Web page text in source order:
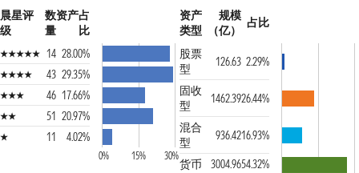
晨星评
级
数
量
资产占
比
14 28.00%
43 29.35%
46 17.66%
51 20.97%
11
4.02%
0% 15% 30%
资产
类型
规模
（亿）
占比
股票
型
126.63 2.29%
固收
型
1462.3926.44%
混合
型
936.4216.93%
货币
3004.9654.32%